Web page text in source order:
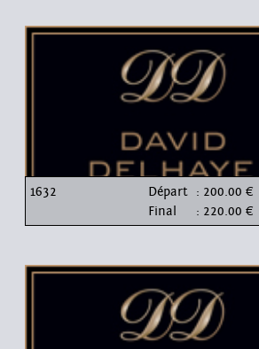
1632 Départ : 200.00 €
Final
: 220.00 €